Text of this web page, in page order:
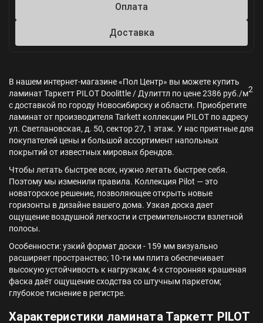
Оплата
Доставка
В нашем интернет-магазине «Пол Центр» вы можете купить
ламинат Таркетт PILOT Doolittle / Дулиттл по цене 2386 руб./м2
с доставкой по городу Новосибирску и области. Приобретите
ламинат от производителя Tarkett коллекции PILOT по адресу
ул. Светлановская, д. 50, сектор 27, 1 этаж. У нас приятные для
покупателей цены и большой ассортимент напольных
покрытий от известных мировых брендов.
Чтобы летать быстрее всех, нужно летать быстрее себя.
Поэтому мы изменили правила. Коллекция Pilot — это
новаторское решение, позволяющее открыть новые
горизонты в дизайне вашего дома. Узкая доска дает
ощущение воздушной легкости и стремительности взлетной
полосы.
Особенности: узкий формат доски - 159 мм визуально
расширяет пространство; 10-ти мм плита обеспечивает
высокую устойчивость к нагрузкам; 4-х сторонняя крашеная
фаска даёт ощущение сходства со штучным паркетом;
глубокое тиснение в регистре.
Характеристики ламината Таркетт PILOT